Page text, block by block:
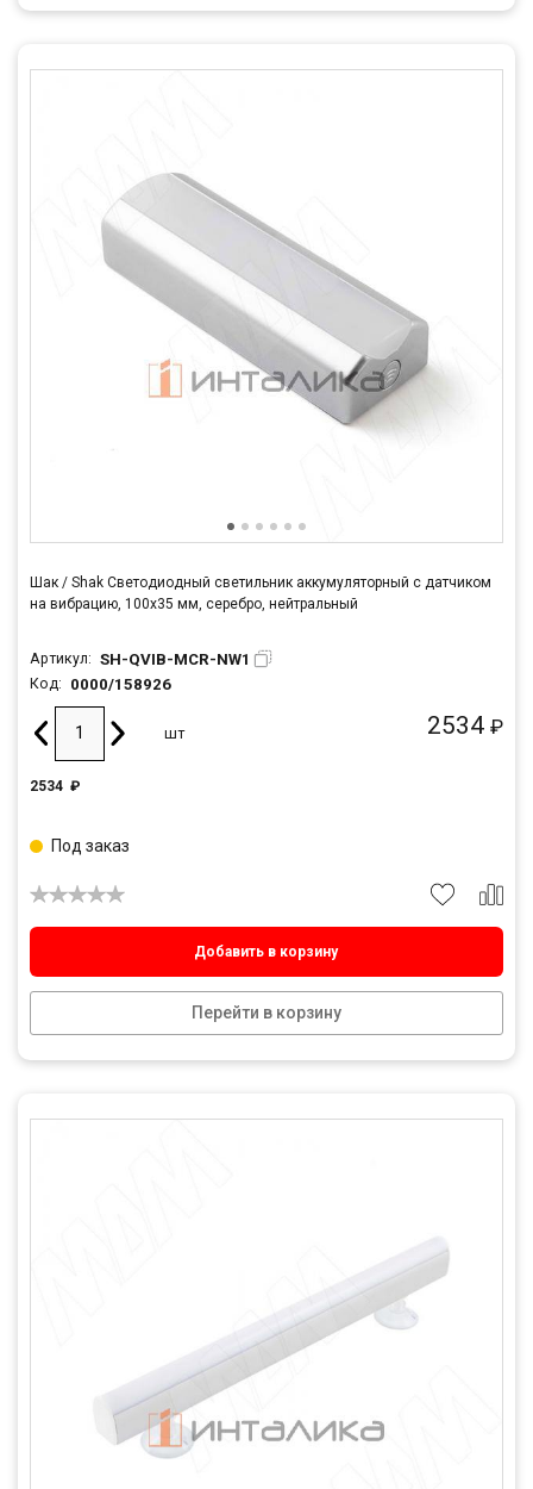
Шак / Shak Светодиодный светильник аккумуляторный с датчиком
на вибрацию, 100х35 мм, серебро, нейтральный
Артикул: SH-QVIB-MCR-NW1
Код: 0000/158926
2534 ₽
шт
2534 ₽
Добавить в корзину
Перейти в корзину
Под заказ